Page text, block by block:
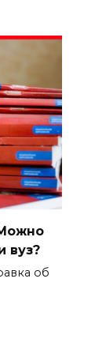
вуз?
об